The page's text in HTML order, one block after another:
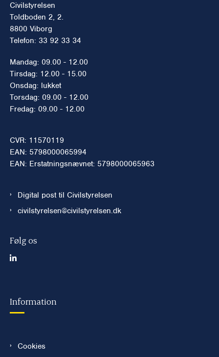
Civilstyrelsen
Toldboden 2, 2.
8800 Viborg
Telefon: 33 92 33 34
Mandag: 09.00 - 12.00
Tirsdag: 12.00 - 15.00
Onsdag: lukket
Torsdag: 09.00 - 12.00
Fredag: 09.00 - 12.00
CVR: 11570119
EAN: 5798000065994
EAN: Erstatningsnævnet: 5798000065963
Digital post til Civilstyrelsen
civilstyrelsen@civilstyrelsen.dk
Følg os
Information
Cookies